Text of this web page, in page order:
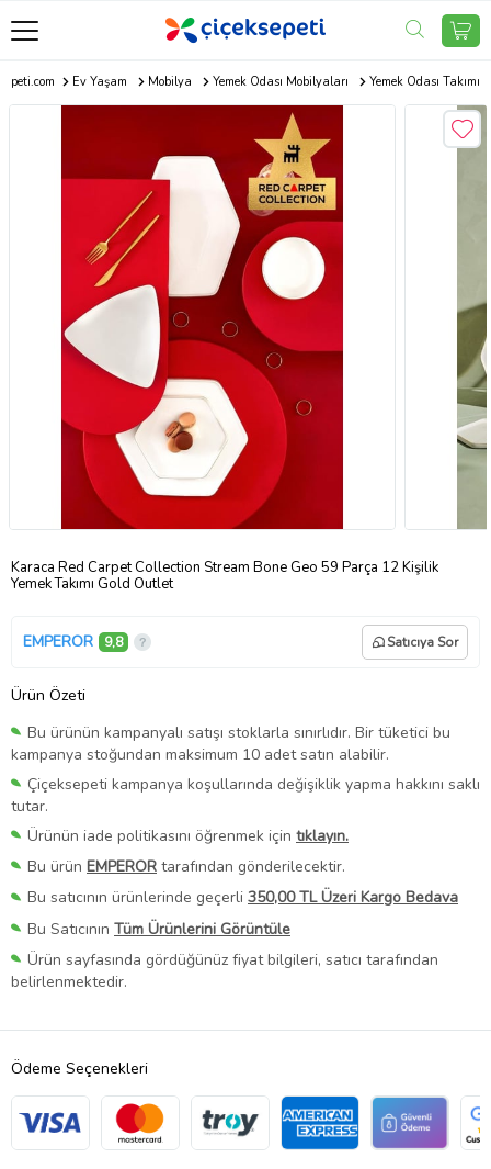
Ev Yaşam Mobilya Yemek Odası Mobilyaları Yemek Odası Takımı
Karaca Red Carpet Collection Stream Bone Geo 59 Parça 12 Kişilik
Yemek Takımı Gold Outlet
EMPEROR 9,8 Satıcıya Sor
Ürün Özeti
Bu ürünün kampanyalı satışı stoklarla sınırlıdır. Bir tüketici bu
kampanya stoğundan maksimum 10 adet satın alabilir.
Çiçeksepeti kampanya koşullarında değişiklik yapma hakkını saklı
tutar.
Ürünün iade politikasını öğrenmek için tıklayın.
Bu ürün EMPEROR tarafından gönderilecektir.
Bu satıcının ürünlerinde geçerli 350,00 TL Üzeri Kargo Bedava
Bu Satıcının Tüm Ürünlerini Görüntüle
Ürün sayfasında gördüğünüz fiyat bilgileri, satıcı tarafından
belirlenmektedir.
Ödeme Seçenekleri